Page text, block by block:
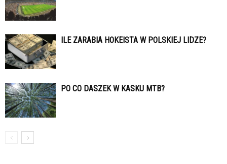
ILE ZARABIA HOKEISTA W POLSKIEJ LIDZE?
PO CO DASZEK W KASKU MTB?